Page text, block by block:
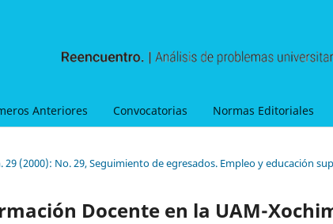
Anteriores Convocatorias Normas Editoriales
29 (2000): No. 29, Seguimiento de egresados. Empleo y educación
Docente en la UAM-